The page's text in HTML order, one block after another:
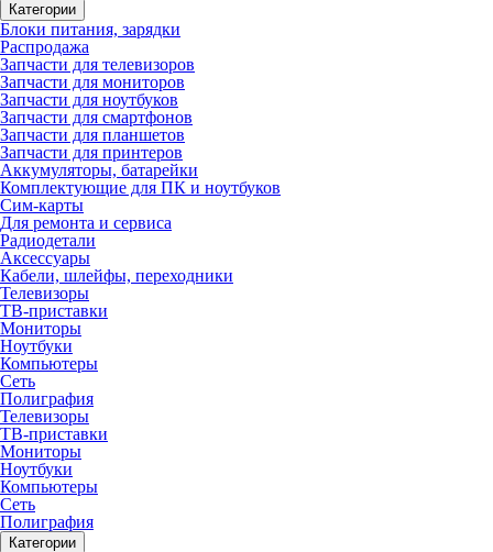
Категории
Блоки питания, зарядки
Распродажа
Запчасти для телевизоров
Запчасти для мониторов
Запчасти для ноутбуков
Запчасти для смартфонов
Запчасти для планшетов
Запчасти для принтеров
Аккумуляторы, батарейки
Комплектующие для ПК и ноутбуков
Сим-карты
Для ремонта и сервиса
Радиодетали
Аксессуары
Кабели, шлейфы, переходники
Телевизоры
ТВ-приставки
Мониторы
Ноутбуки
Компьютеры
Сеть
Полиграфия
Телевизоры
ТВ-приставки
Мониторы
Ноутбуки
Компьютеры
Сеть
Полиграфия
Категории